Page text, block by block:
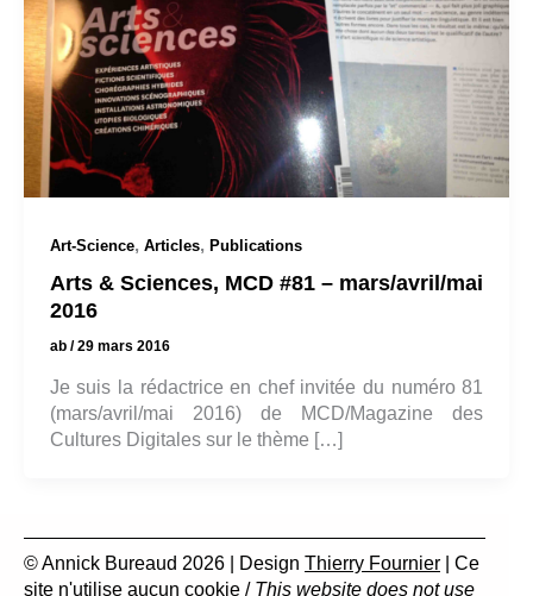
Art-Science, Articles, Publications
Arts & Sciences, MCD #81 – mars/avril/mai
2016
ab /29 mars 2016
Je suis la rédactrice en chef invitée du numéro 81
(mars/avril/mai 2016) de MCD/Magazine des
Cultures Digitales sur le thème […]
© Annick Bureaud 2026 | Design Thierry Fournier | Ce
site n'utilise aucun cookie / This website does not use